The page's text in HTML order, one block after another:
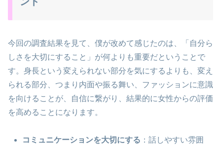
今回の調査結果を見て、僕が改めて感じたのは、「自分ら
しさを大切にすること」が何よりも重要だということで
す。身長という変えられない部分を気にするよりも、変え
られる部分、つまり内面や振る舞い、ファッションに意識
を向けることが、自信に繋がり、結果的に女性からの評価
を高めることになります。
コミュニケーションを大切にする ：話しやすい雰囲